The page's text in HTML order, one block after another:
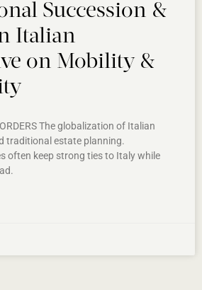
Succession &
Italian
on Mobility &
The globalization of Italian
traditional estate planning.
often keep strong ties to Italy while